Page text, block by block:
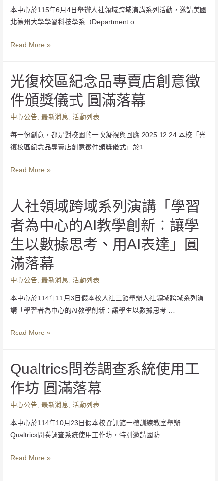
本中心於115年6月4日舉辦人社領域跨域演講系列活動，邀請美國
北德州大學學習科技學系（Department o …
Read More »
光復校區紀念品專賣店創意徵
件頒獎儀式 圓滿落幕
中心公告,最新消息,活動列表
每一份創意，都是對校園的一次凝視與回應 2025.12.24 本校「光
復校區紀念品專賣店創意徵件頒獎儀式」於1 …
Read More »
人社領域跨域系列演講「學習
者為中心的AI教學創新：讓學
生以數據思考、用AI表達」圓
滿落幕
中心公告 ,最新消息 ,活動列表
本中心於114年11月3日假本校人社三館舉辦人社領域跨域系列演
講「學習者為中心的AI教學創新：讓學生以數據思考 …
Read More »
Qualtrics問卷調查系統使用工
作坊 圓滿落幕
中心公告,最新消息,活動列表
本中心於114年10月23日假本校資訊館一樓訓練教室舉辦
Qualtrics問卷調查系統使用工作坊，特別邀請國防 …
Read More »